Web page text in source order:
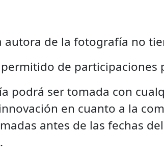
autora de la fotografía no
de
podrá ser tomada con
en cuanto a la
antes de las fechas